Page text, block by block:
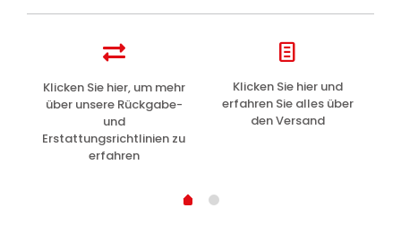
Klicken Sie hier, um mehr
über unsere Rückgabe-
und
Erstattungsrichtlinien zu
erfahren
Klicken Sie hier und
erfahren Sie alles über
den Versand